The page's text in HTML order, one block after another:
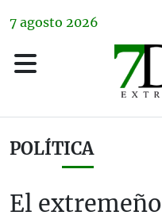
7 agosto 2026
POLÍTICA
El